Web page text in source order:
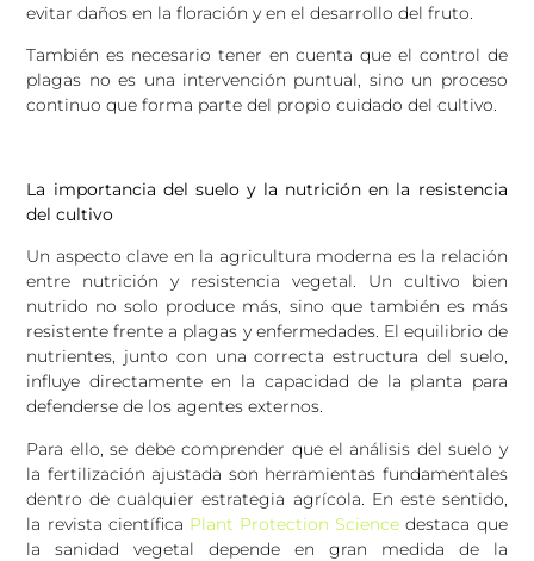
evitar daños en la floración y en el desarrollo del fruto.
También es necesario tener en cuenta que el control de
plagas no es una intervención puntual, sino un proceso
continuo que forma parte del propio cuidado del cultivo.
La importancia del suelo y la nutrición en la resistencia
del cultivo
Un aspecto clave en la agricultura moderna es la relación
entre nutrición y resistencia vegetal. Un cultivo bien
nutrido no solo produce más, sino que también es más
resistente frente a plagas y enfermedades. El equilibrio de
nutrientes, junto con una correcta estructura del suelo,
influye directamente en la capacidad de la planta para
defenderse de los agentes externos.
Para ello, se debe comprender que el análisis del suelo y
la fertilización ajustada son herramientas fundamentales
dentro de cualquier estrategia agrícola. En este sentido,
la revista científica Plant Protection Science destaca que
la sanidad vegetal depende en gran medida de la